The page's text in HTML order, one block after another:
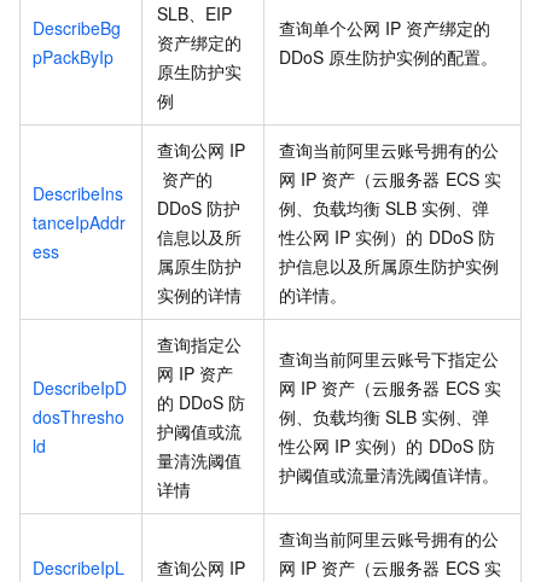
DescribeBg
pPackByIp
SLB、EIP
资产绑定的
原生防护实
例
查询单个公网 IP 资产绑定的
DDoS 原生防护实例的配置。
DescribeIns
tanceIpAddr
ess
查询公网 IP
资产的
DDoS 防护
信息以及所
属原生防护
实例的详情
查询当前阿里云账号拥有的公
网 IP 资产（云服务器 ECS 实
例、负载均衡 SLB 实例、弹
性公网 IP 实例）的 DDoS 防
护信息以及所属原生防护实例
的详情。
DescribeIpD
dosThresho
ld
查询指定公
网 IP 资产
的 DDoS 防
护阈值或流
量清洗阈值
详情
查询当前阿里云账号下指定公
网 IP 资产（云服务器 ECS 实
例、负载均衡 SLB 实例、弹
性公网 IP 实例）的 DDoS 防
护阈值或流量清洗阈值详情。
DescribeIpL
查询公网 IP
查询当前阿里云账号拥有的公
网 IP 资产（云服务器 ECS 实